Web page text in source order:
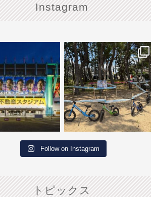
Instagram
動産スタジアム
🏟️...
231 0
・
🚴🏻‍♂️『初心者向けの体験会』
...
59 0
Follow on Instagram
トピックス